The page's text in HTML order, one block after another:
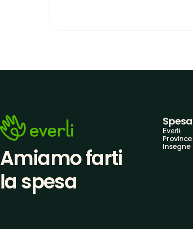
Amiamo farti
la spesa
Everli
Insegne